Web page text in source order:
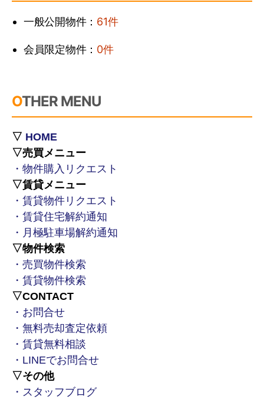
一般公開物件： 61件
会員限定物件： 0件
OTHER MENU
▽ HOME
▽売買メニュー
・物件購入リクエスト
▽賃貸メニュー
・賃貸物件リクエスト
・賃貸住宅解約通知
・月極駐車場解約通知
▽物件検索
・売買物件検索
・賃貸物件検索
▽CONTACT
・お問合せ
・無料売却査定依頼
・賃貸無料相談
・LINEでお問合せ
▽その他
・スタッフブログ